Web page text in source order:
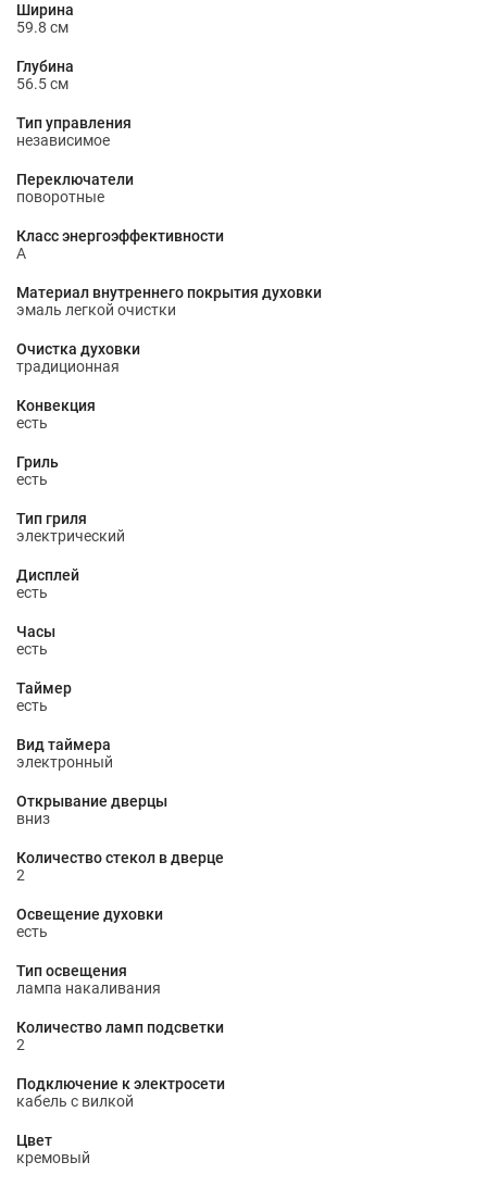
Ширина
59.8 см
Глубина
56.5 см
Тип управления
независимое
Переключатели
поворотные
Класс энергоэффективности
A
Материал внутреннего покрытия духовки
эмаль легкой очистки
Очистка духовки
традиционная
Конвекция
есть
Гриль
есть
Тип гриля
электрический
Дисплей
есть
Часы
есть
Таймер
есть
Вид таймера
электронный
Открывание дверцы
вниз
Количество стекол в дверце
2
Освещение духовки
есть
Тип освещения
лампа накаливания
Количество ламп подсветки
2
Подключение к электросети
кабель с вилкой
Цвет
кремовый